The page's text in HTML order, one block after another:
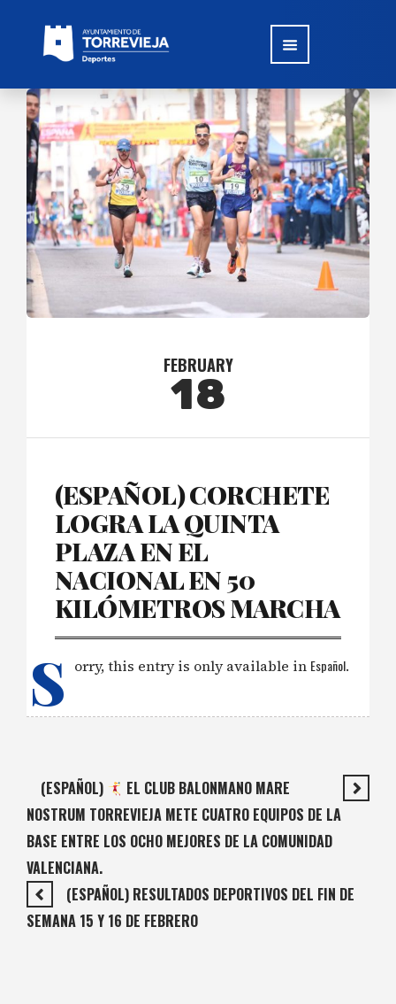
FEBRUARY
18
(ESPAÑOL) CORCHETE
LOGRA LA QUINTA
PLAZA EN EL
NACIONAL EN 50
KILÓMETROS MARCHA
S orry, this entry is only available in Español.
(ESPAÑOL)
EL CLUB BALONMANO MARE
NOSTRUM TORREVIEJA METE CUATRO EQUIPOS DE LA
BASE ENTRE LOS OCHO MEJORES DE LA COMUNIDAD
VALENCIANA.
(ESPAÑOL) RESULTADOS DEPORTIVOS DEL FIN DE
SEMANA 15 Y 16 DE FEBRERO